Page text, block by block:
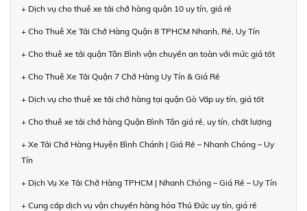
+ Dịch vụ cho thuê xe tải chở hàng quận 10 uy tín, giá rẻ
+ Cho Thuê Xe Tải Chở Hàng Quận 8 TPHCM Nhanh, Rẻ, Uy Tín
+ Cho thuê xe tải quận Tân Bình vận chuyển an toàn với mức giá tốt
+ Cho Thuê Xe Tải Quận 7 Chở Hàng Uy Tín & Giá Rẻ
+ Dịch vụ cho thuê xe tải chở hàng tại quận Gò Vấp uy tín, giá tốt
+ Cho thuê xe tải chở hàng Quận Bình Tân giá rẻ, uy tín, chất lượng
+ Xe Tải Chở Hàng Huyện Bình Chánh | Giá Rẻ – Nhanh Chóng – Uy
Tín
+ Dịch Vụ Xe Tải Chở Hàng TPHCM | Nhanh Chóng – Giá Rẻ – Uy Tín
+ Cung cấp dịch vụ vận chuyển hàng hóa Thủ Đức uy tín, giá rẻ